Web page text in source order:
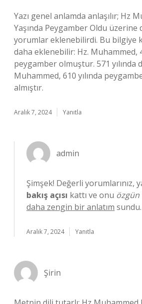
Yazı genel anlamda anlaşılır; Hz
Yaşında Peygamber Oldu üzerine
yorumlar eklenebilirdi. Bu bilgiye
daha eklenebilir: Hz. Muhammed,
peygamber olmuştur. 571 yılında
Muhammed, 610 yılında
almıştır.
Aralık 7, 2024 Yanıtla
admin
Şimşek! Değerli yorumlarınız,
bakış açısı kattı ve onu özgün
daha zengin bir anlatım sundu.
Aralık 7, 2024 Yanıtla
Şirin